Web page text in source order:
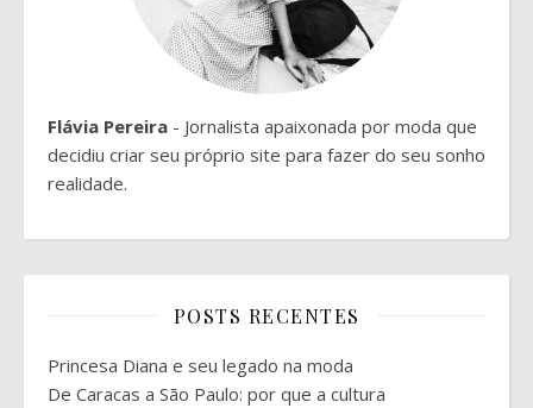
Flávia Pereira - Jornalista apaixonada por moda que
decidiu criar seu próprio site para fazer do seu sonho
realidade.
POSTS RECENTES
Princesa Diana e seu legado na moda
De Caracas a São Paulo: por que a cultura